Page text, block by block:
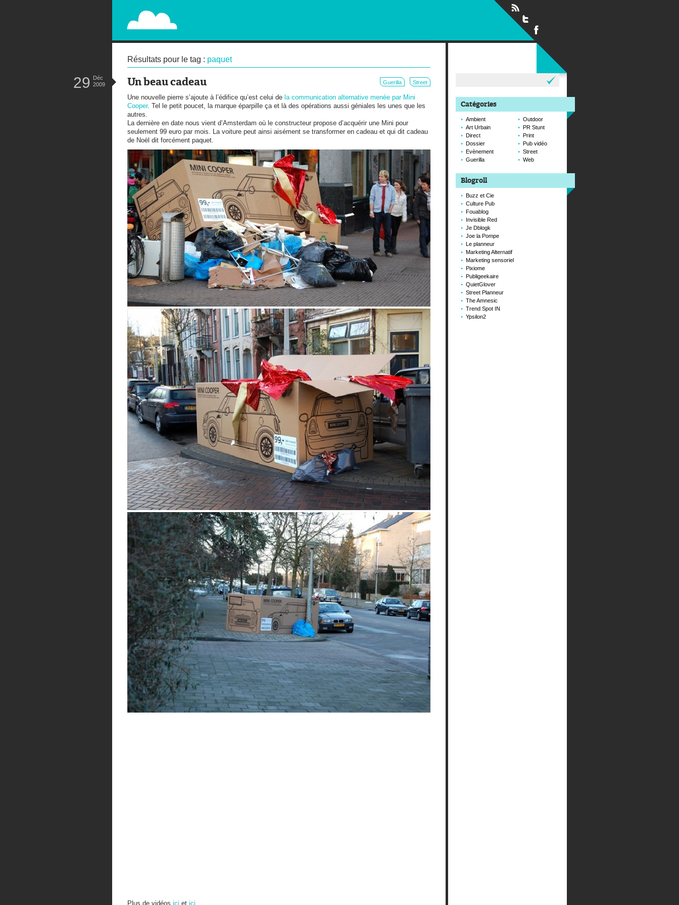
PAPERPLANE
STREET, AMBIENT, GUÉRILLA MARKETING AND OUT OF HOME
Résultats pour le tag : paquet
Un beau cadeau Guerilla Street
29 Déc
2009
Une nouvelle pierre s’ajoute à l’édifice qu’est celui de la communication alternative menée par Mini
Cooper. Tel le petit poucet, la marque éparpille ça et là des opérations aussi géniales les unes que les
autres.
La dernière en date nous vient d’Amsterdam où le constructeur propose d’acquérir une Mini pour
seulement 99 euro par mois. La voiture peut ainsi aisément se transformer en cadeau et qui dit cadeau
de Noël dit forcément paquet.
Plus de vidéos ici et ici
Catégories
Ambient
Art Urbain
Direct
Dossier
Evènement
Guerilla
Outdoor
PR Stunt
Print
Pub vidéo
Street
Web
Blogroll
Buzz et Cie
Culture Pub
Fouablog
Invisible Red
Je Dblogk
Joe la Pompe
Le planneur
Marketing Alternatif
Marketing sensoriel
Pixiome
Publigeekaire
QuietGlover
Street Planneur
The Amnesic
Trend Spot IN
Ypsilon2